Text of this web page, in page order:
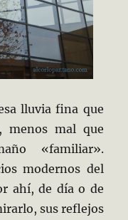
lluvia fina que
menos mal que
«familiar».
modernos del
ahí, de día o de
sus reflejos